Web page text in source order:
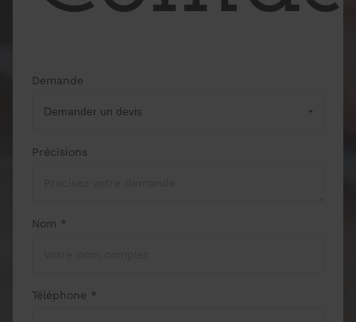
Demande
Précisions
Nom *
Téléphone *